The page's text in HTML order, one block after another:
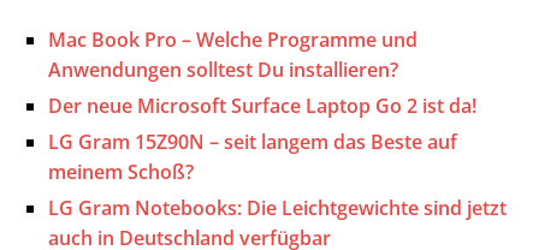
Mac Book Pro – Welche Programme und
Anwendungen solltest Du installieren?
Der neue Microsoft Surface Laptop Go 2 ist da!
LG Gram 15Z90N – seit langem das Beste auf
meinem Schoß?
LG Gram Notebooks: Die Leichtgewichte sind jetzt
auch in Deutschland verfügbar